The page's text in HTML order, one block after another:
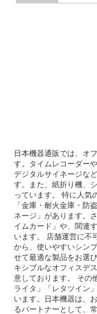
日本機器通販では、オ
す。タイムレコーダー
デジタルサイネージな
す。また、紙折り機、
っています。 特に人気
「金庫・耐火金庫・防
ネージ」があります。
イムカード」や、関連
います。 店舗運営に不
から、使いやすいシン
せて最適な製品をお選
キシブルなオフィスデ
意しております。 その
ライタ」「レタツイン
います。日本機器は、
るパートナーとして、